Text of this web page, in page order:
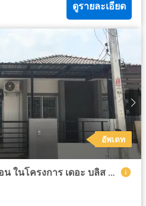
ดูรายละเอียด
อัพเดท
ทาวน์เฮ้าส์ให้เช่า 2 ห้องนอน ในโครงการ เดอะ บลิส สปริง ซิตี้